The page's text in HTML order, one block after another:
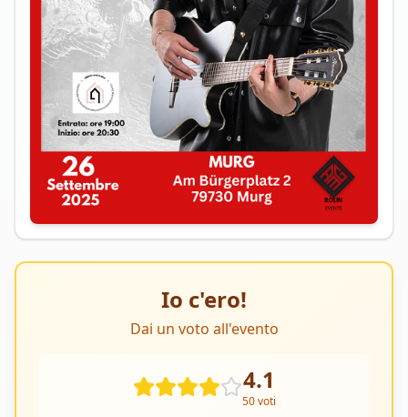
Io c'ero!
Dai un voto all'evento
4.1
50voti